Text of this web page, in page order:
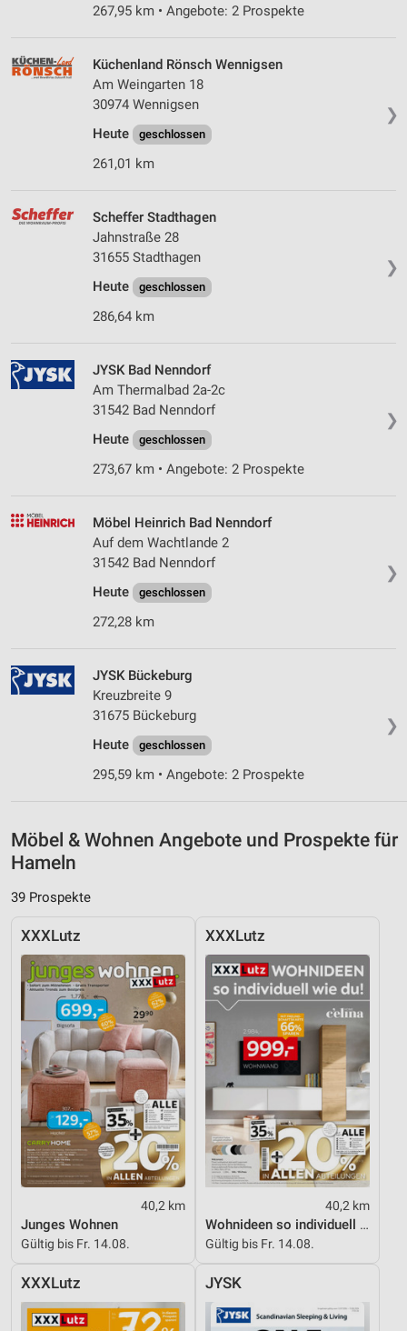
267,95 km • Angebote: 2 Prospekte
❯
Küchenland Rönsch Wennigsen
Am Weingarten 18
30974 Wennigsen
Heute
geschlossen
261,01 km
❯
Scheffer Stadthagen
Jahnstraße 28
31655 Stadthagen
Heute
geschlossen
286,64 km
❯
JYSK Bad Nenndorf
Am Thermalbad 2a-2c
31542 Bad Nenndorf
Heute
geschlossen
273,67 km • Angebote: 2 Prospekte
❯
Möbel Heinrich Bad Nenndorf
Auf dem Wachtlande 2
31542 Bad Nenndorf
Heute
geschlossen
272,28 km
❯
JYSK Bückeburg
Kreuzbreite 9
31675 Bückeburg
Heute
geschlossen
295,59 km • Angebote: 2 Prospekte
Möbel & Wohnen Angebote und Prospekte für
Hameln
39 Prospekte
XXXLutz
40,2 km
Junges Wohnen
Gültig bis Fr. 14.08.
XXXLutz
40,2 km
Wohnideen so individuell wie du!
Gültig bis Fr. 14.08.
XXXLutz JYSK